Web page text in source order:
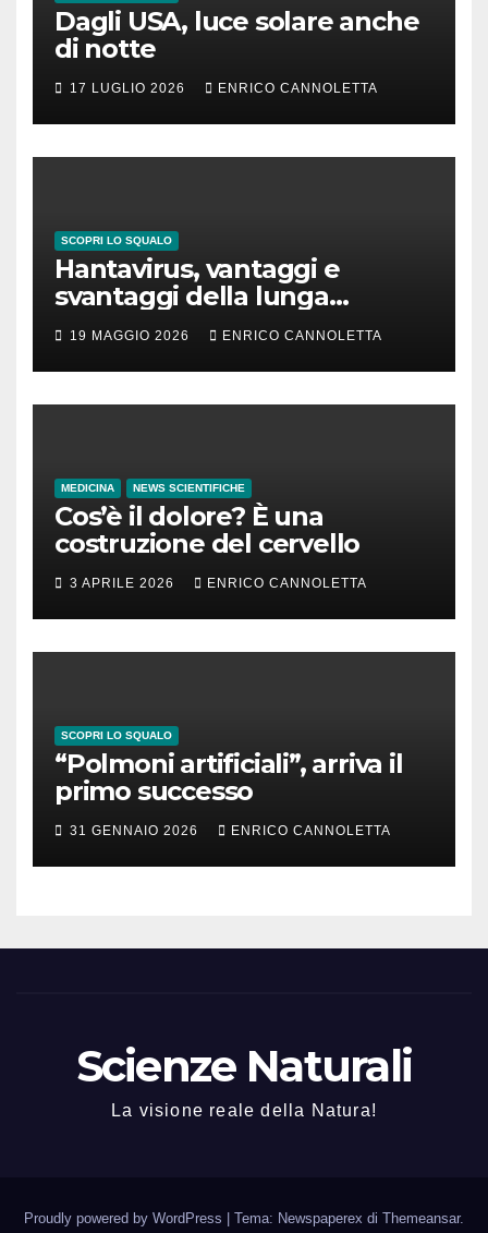
Dagli USA, luce solare anche
di notte
17 LUGLIO 2026 ENRICO CANNOLETTA
SCOPRI LO SQUALO
Hantavirus, vantaggi e
svantaggi della lunga
incubazione
19 MAGGIO 2026 ENRICO CANNOLETTA
MEDICINA NEWS SCIENTIFICHE
Cos’è il dolore? È una
costruzione del cervello
3 APRILE 2026 ENRICO CANNOLETTA
SCOPRI LO SQUALO
“Polmoni artificiali”, arriva il
primo successo
31 GENNAIO 2026 ENRICO CANNOLETTA
Scienze Naturali
La visione reale della Natura!
Proudly powered by WordPress | Tema: Newspaperex di Themeansar.